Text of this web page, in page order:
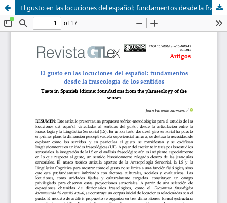
El gusto en las locuciones del español: fundamentos desde la fraseología de los sentidos